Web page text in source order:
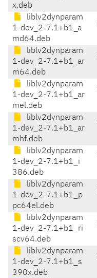
x.deb
liblv2dynparam
1-dev_2-7.1+b1_a
md64.deb
liblv2dynparam
1-dev_2-7.1+b1_ar
m64.deb
liblv2dynparam
1-dev_2-7.1+b1_ar
mel.deb
liblv2dynparam
1-dev_2-7.1+b1_ar
mhf.deb
liblv2dynparam
1-dev_2-7.1+b1_i
386.deb
liblv2dynparam
1-dev_2-7.1+b1_p
pc64el.deb
liblv2dynparam
1-dev_2-7.1+b1_ri
scv64.deb
liblv2dynparam
1-dev_2-7.1+b1_s
390x.deb